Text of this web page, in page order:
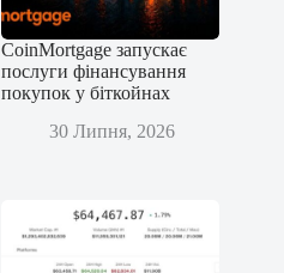
CoinMortgage запускає
послуги фінансування
покупок у біткойнах
30 Липня, 2026